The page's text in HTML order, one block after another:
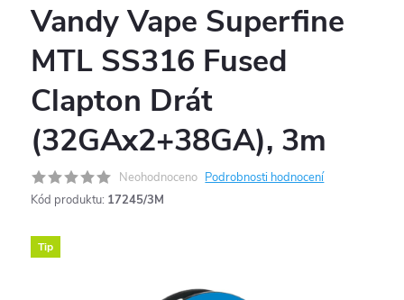
Vandy Vape Superfine
MTL SS316 Fused
Clapton Drát
(32GAx2+38GA), 3m
Neohodnoceno Podrobnosti hodnocení
Kód produktu: 17245/3M
Tip